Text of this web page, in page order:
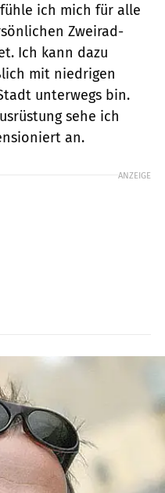
ich mich für alle
Zweirad-
Ich kann dazu
mit niedrigen
unterwegs bin.
sehe ich
an.
ANZEIGE